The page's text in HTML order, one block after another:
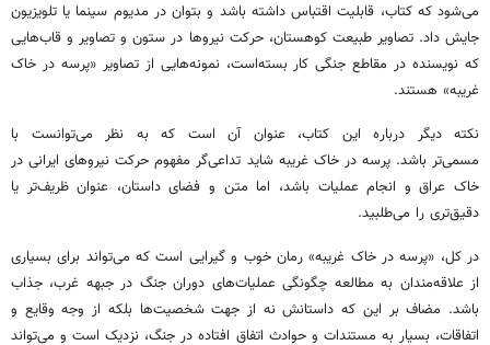
می‌شود که کتاب، قابلیت اقتباس داشته باشد و بتوان در مدیوم سینما یا تلویزیون
جایش داد. تصاویر طبیعت کوهستان، حرکت نیروها در ستون و تصاویر و قاب‌هایی
که نویسنده در مقاطع جنگی کار بسته‌است، نمونه‌هایی از تصاویر «پرسه در خاک
غریبه» هستند.
نکته دیگر درباره این کتاب، عنوان آن است که به نظر می‌توانست با
مسمی‌تر باشد. پرسه در خاک غریبه شاید تداعی‌گر مفهوم حرکت نیروهای ایرانی در
خاک عراق و انجام عملیات باشد، اما متن و فضای داستان، عنوان ظریف‌تر یا
دقیق‌تری را می‌طلبید.
در کل، «پرسه در خاک غریبه» رمان خوب و گیرایی است که می‌تواند برای بسیاری
از علاقه‌مندان به مطالعه چگونگی عملیات‌های دوران جنگ در جبهه غرب، جذاب
باشد. مضاف بر این که داستانش نه از جهت شخصیت‌ها بلکه از وجه وقایع و
اتفاقات، بسیار به مستندات و حوادث اتفاق افتاده در جنگ، نزدیک است و می‌تواند